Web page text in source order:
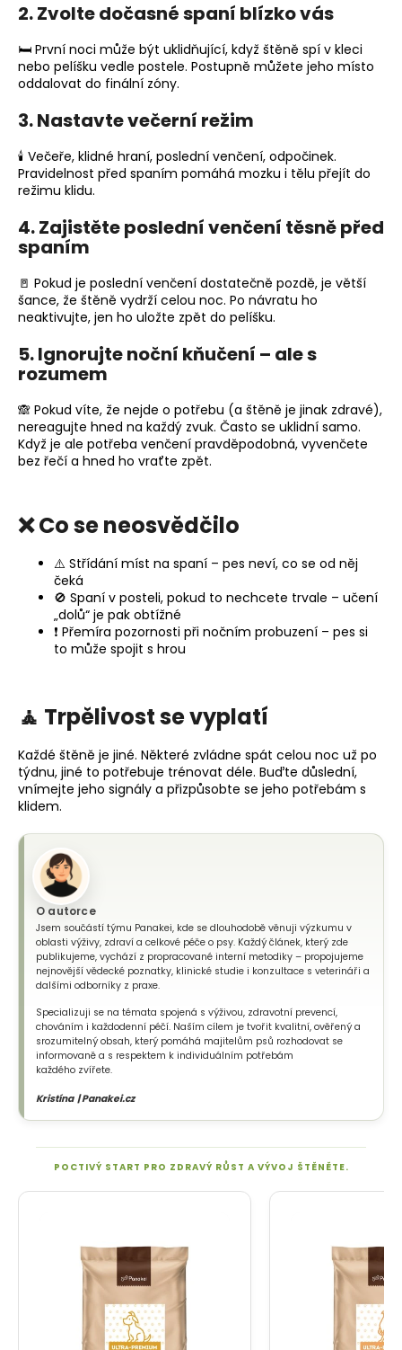
2. Zvolte dočasné spaní blízko vás
🛏️ První noci může být uklidňující, když štěně spí v kleci
nebo pelíšku vedle postele. Postupně můžete jeho místo
oddalovat do finální zóny.
3. Nastavte večerní režim
🕯️ Večeře, klidné hraní, poslední venčení, odpočinek.
Pravidelnost před spaním pomáhá mozku i tělu přejít do
režimu klidu.
4. Zajistěte poslední venčení těsně před
spaním
🚪 Pokud je poslední venčení dostatečně pozdě, je větší
šance, že štěně vydrží celou noc. Po návratu ho
neaktivujte, jen ho uložte zpět do pelíšku.
5. Ignorujte noční kňučení – ale s
rozumem
🙈 Pokud víte, že nejde o potřebu (a štěně je jinak zdravé),
nereagujte hned na každý zvuk. Často se uklidní samo.
Když je ale potřeba venčení pravděpodobná, vyvenčete
bez řečí a hned ho vraťte zpět.
❌ Co se neosvědčilo
⚠️ Střídání míst na spaní – pes neví, co se od něj
čeká
🚫 Spaní v posteli, pokud to nechcete trvale – učení
„dolů“ je pak obtížné
❗ Přemíra pozornosti při nočním probuzení – pes si
to může spojit s hrou
🧘 Trpělivost se vyplatí
Každé štěně je jiné. Některé zvládne spát celou noc už po
týdnu, jiné to potřebuje trénovat déle. Buďte důslední,
vnímejte jeho signály a přizpůsobte se jeho potřebám s
klidem.
O autorce
Jsem součástí týmu Panakei, kde se dlouhodobě věnuji výzkumu v
oblasti výživy, zdraví a celkové péče o psy. Každý článek, který zde
publikujeme, vychází z propracované interní metodiky – propojujeme
nejnovější vědecké poznatky, klinické studie i konzultace s veterináři a
dalšími odborníky z praxe.
Specializuji se na témata spojená s výživou, zdravotní prevencí,
chováním i každodenní péčí. Naším cílem je tvořit kvalitní, ověřený a
srozumitelný obsah, který pomáhá majitelům psů rozhodovat se
informovaně a s respektem k individuálním potřebám
každého zvířete.
Kristína | Panakei.cz